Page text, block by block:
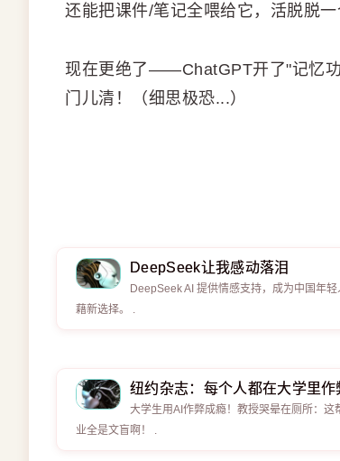
还能把课件/笔记全喂给它，活脱脱
现在更绝了——ChatGPT开了"记忆
门儿清！（细思极恐...）
DeepSeek让我感动落泪
DeepSeek AI 提供情感支持，成为中国年
藉新选择。 .
纽约杂志：每个人都在大学里作
大学生用AI作弊成瘾！教授哭晕在厕所：这
业全是文盲啊！ .